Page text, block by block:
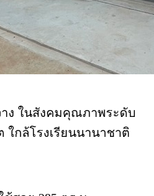
ง ในสังคมคุณภาพระดับ
ใกล้โรงเรียนนานาชาติ